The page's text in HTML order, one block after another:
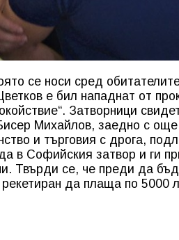
се носи сред
е бил нападнат от
Затворници
Михайлов, заедно с
и търговия с дрога,
в Софийския затвор и ги
Твърди се, че преди да
да плаща по 5000